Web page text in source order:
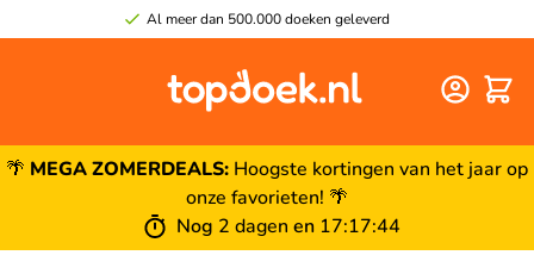
Al meer dan 500.000 doeken geleverd
🌴 MEGA ZOMERDEALS: Hoogste kortingen van het jaar op
onze favorieten! 🌴
Nog 2 dagen en 17:17:43